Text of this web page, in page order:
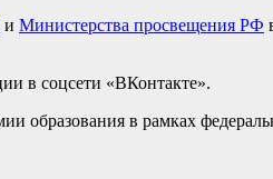
и Министерства просвещения РФ
в соцсети «ВКонтакте».
образования в рамках